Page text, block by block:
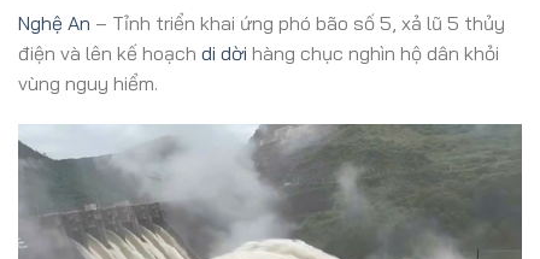
Nghệ An – Tỉnh triển khai ứng phó bão số 5, xả lũ 5 thủy
điện và lên kế hoạch di dời hàng chục nghìn hộ dân khỏi
vùng nguy hiểm.